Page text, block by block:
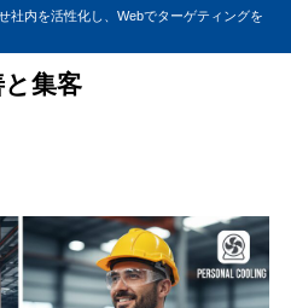
社内を活性化し、Webでターゲティングを
集客